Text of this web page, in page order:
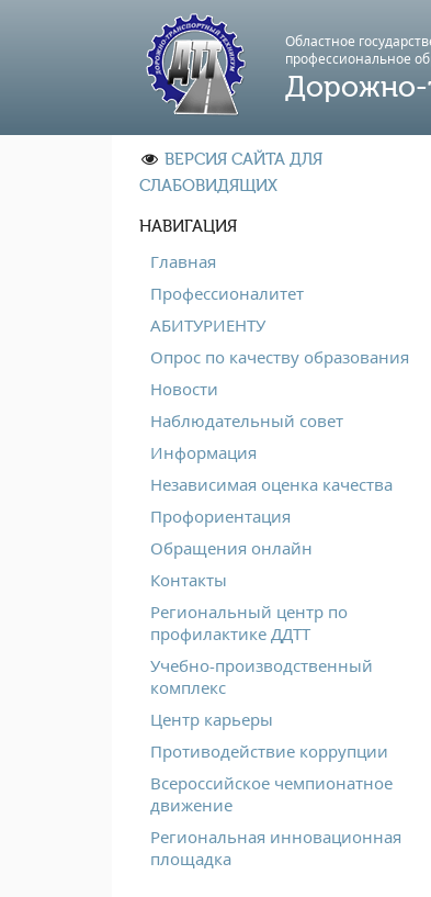
Областное
профессиональноe
Дорожно-
ВЕРСИЯ САЙТА ДЛЯ
СЛАБОВИДЯЩИХ
НАВИГАЦИЯ
Главная
Профессионалитет
АБИТУРИЕНТУ
Опрос по качеству образования
Новости
Наблюдательный совет
Информация
Независимая оценка качества
Профориентация
Обращения онлайн
Контакты
Региональный центр по
профилактике ДДТТ
Учебно-производственный
комплекс
Центр карьеры
Противодействие коррупции
Всероссийское чемпионатное
движение
Региональная инновационная
площадка